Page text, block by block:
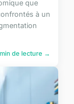
que
à un
de lecture →